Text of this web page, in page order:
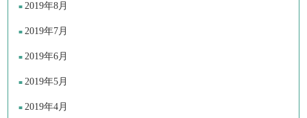
2019年8月
2019年7月
2019年6月
2019年5月
2019年4月